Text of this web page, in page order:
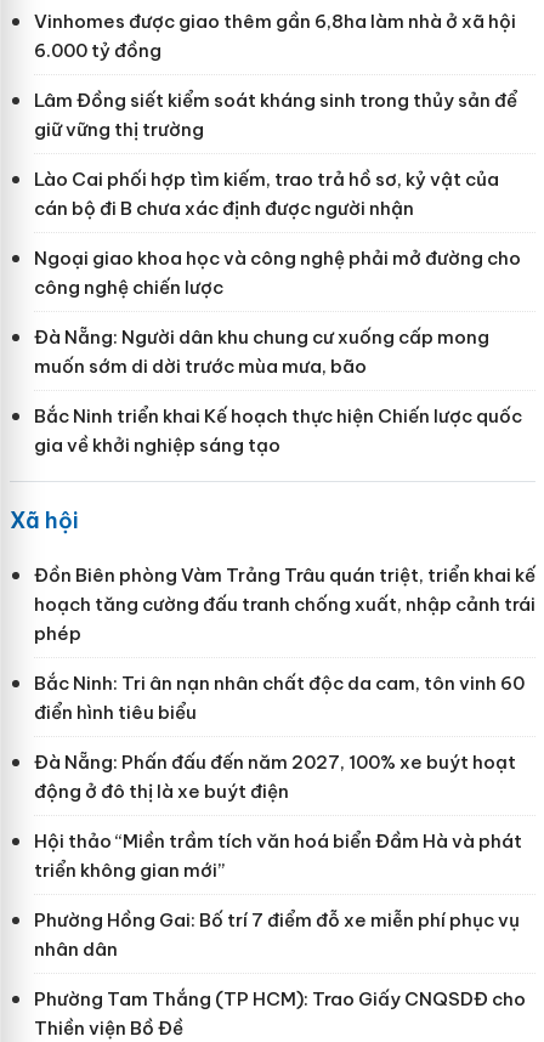
Vinhomes được giao thêm gần 6,8ha làm nhà ở xã hội
6.000 tỷ đồng
Lâm Đồng siết kiểm soát kháng sinh trong thủy sản để
giữ vững thị trường
Lào Cai phối hợp tìm kiếm, trao trả hồ sơ, kỷ vật của
cán bộ đi B chưa xác định được người nhận
Ngoại giao khoa học và công nghệ phải mở đường cho
công nghệ chiến lược
Đà Nẵng: Người dân khu chung cư xuống cấp mong
muốn sớm di dời trước mùa mưa, bão
Bắc Ninh triển khai Kế hoạch thực hiện Chiến lược quốc
gia về khởi nghiệp sáng tạo
Xã hội
Đồn Biên phòng Vàm Trảng Trâu quán triệt, triển khai kế
hoạch tăng cường đấu tranh chống xuất, nhập cảnh trái
phép
Bắc Ninh: Tri ân nạn nhân chất độc da cam, tôn vinh 60
điển hình tiêu biểu
Đà Nẵng: Phấn đấu đến năm 2027, 100% xe buýt hoạt
động ở đô thị là xe buýt điện
Hội thảo “Miền trầm tích văn hoá biển Đầm Hà và phát
triển không gian mới”
Phường Hồng Gai: Bố trí 7 điểm đỗ xe miễn phí phục vụ
nhân dân
Phường Tam Thắng (TP HCM): Trao Giấy CNQSDĐ cho
Thiền viện Bồ Đề